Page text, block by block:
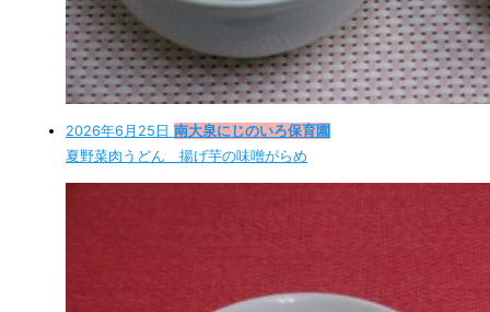
2026年6月25日 南大泉にじのいろ保育園
夏野菜肉うどん 揚げ芋の味噌がらめ